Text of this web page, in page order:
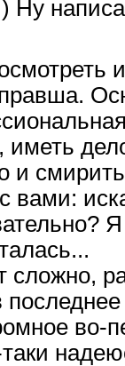
Ну
и
вами:
во-